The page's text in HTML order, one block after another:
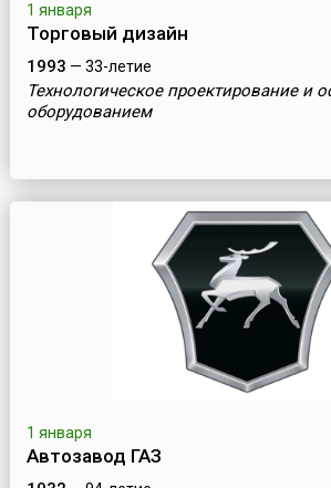
1 января
Торговый дизайн
1993 — 33-летие
Технологическое проектирование и
оборудованием
1 января
Автозавод ГАЗ